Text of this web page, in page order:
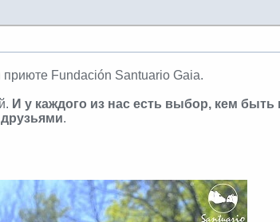
Fundación Santuario Gaia.
И у каждого из нас есть выбор, кем быть
.